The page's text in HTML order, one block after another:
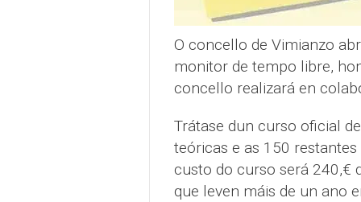
O concello de Vimianzo
monitor de tempo libre,
concello realizará en
Trátase dun curso oficial
teóricas e as 150
custo do curso será 240,€
que leven máis de un ano